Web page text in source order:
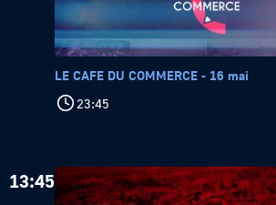
LE CAFE DU COMMERCE - 16 mai
23:45
13:45